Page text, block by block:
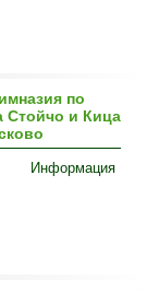
по
Стойчо и Кица
Информация